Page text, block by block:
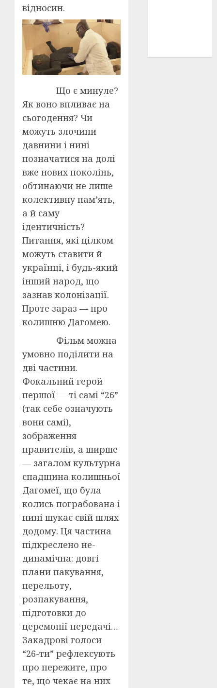
відносин.
Що є минуле?
Як воно впливає на
сьогодення? Чи
можуть злочини
давнини і нині
позначатися на долі
вже нових поколінь,
обтинаючи не лише
колективну пам’ять,
а й саму
ідентичність?
Питання, які цілком
можуть ставити й
українці, і будь-який
інший народ, що
зазнав колонізації.
Проте зараз — про
колишню Дагомею.
Фільм можна
умовно поділити на
дві частини.
Фокальний герой
першої — ті самі “26”
(так себе означують
вони самі),
зображення
правителів, а ширше
— загалом культурна
спадщина колишньої
Дагомеї, що була
колись пограбована і
нині шукає свій шлях
додому. Ця частина
підкреслено не-
динамічна: довгі
плани пакування,
перельоту,
розпакування,
підготовки до
церемонії передачі…
Закадрові голоси
“26-ти” рефлексують
про пережите, про
те, що чекає на них